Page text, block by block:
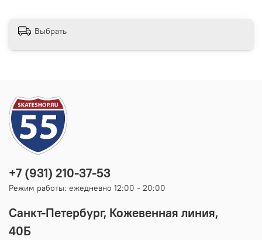
Выбрать
+7 (931) 210-37-53
Режим работы: ежедневно 12:00 - 20:00
Санкт-Петербург, Кожевенная линия,
40Б